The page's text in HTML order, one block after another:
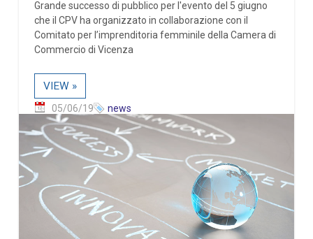
Grande successo di pubblico per l'evento del 5 giugno
che il CPV ha organizzato in collaborazione con il
Comitato per l’imprenditoria femminile della Camera di
Commercio di Vicenza
VIEW »
05/06/19 news